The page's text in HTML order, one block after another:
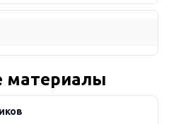
материалы